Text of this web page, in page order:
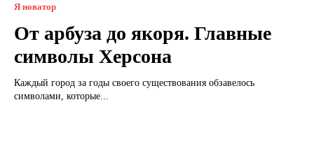
Я новатор
От арбуза до якоря. Главные
символы Херсона
Каждый город за годы своего существования обзавелось
символами, которые...